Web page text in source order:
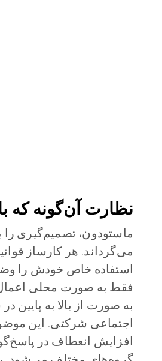
نظارت آن‌گونه که
ماستودون، تصمیم‌گیری را
می‌گرداند. هر کارساز
استفاده خاص خودش را
فقط به صورت محلی
به صورت از بالا به پایین
اجتماعی شرکتی. این
افزایش انعطاف در